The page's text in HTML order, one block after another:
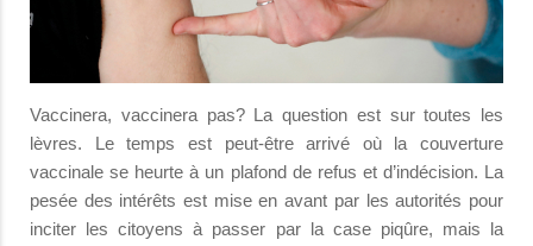
Vaccinera, vaccinera pas? La question est sur toutes les
lèvres. Le temps est peut-être arrivé où la couverture
vaccinale se heurte à un plafond de refus et d’indécision. La
pesée des intérêts est mise en avant par les autorités pour
inciter les citoyens à passer par la case piqûre, mais la